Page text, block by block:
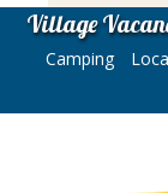
Village
Camping